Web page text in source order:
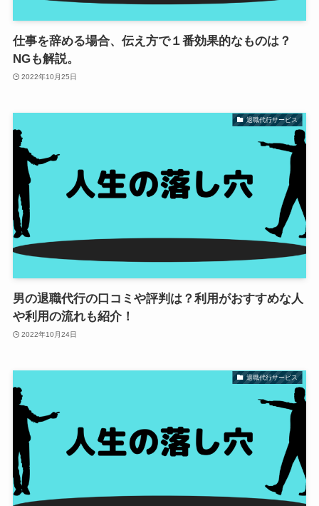
仕事を辞める場合、伝え方で１番効果的なものは？
NGも解説。
2022年10月25日
退職代行サービス
男の退職代行の口コミや評判は？利用がおすすめな人
や利用の流れも紹介！
2022年10月24日
退職代行サービス